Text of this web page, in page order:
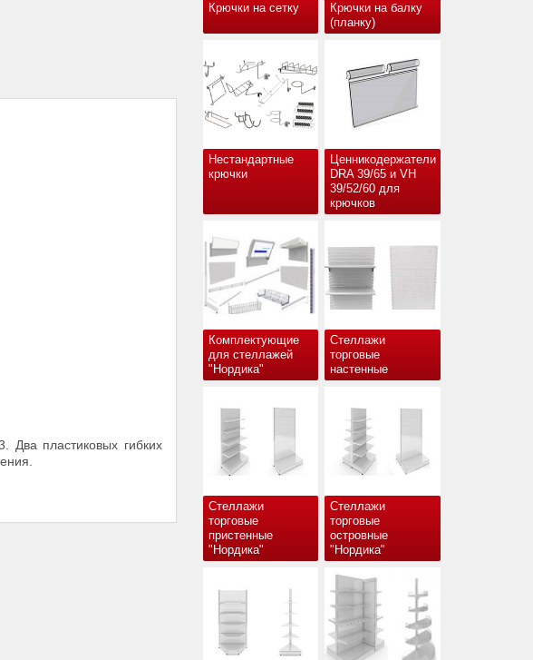
Крючки на сетку
Крючки на балку
(планку)
Нестандартные
крючки
Ценникодержатели
DRA 39/65 и VH
39/52/60 для
крючков
Комплектующие
для стеллажей
"Нордика"
Стеллажи
торговые
настенные
Стеллажи
торговые
пристенные
"Нордика"
Стеллажи
торговые
островные
"Нордика"
Два пластиковых гибких